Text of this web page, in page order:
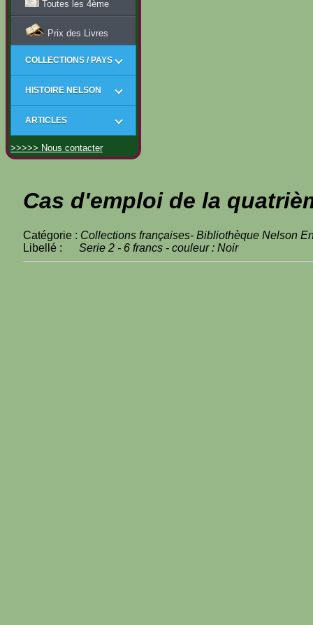
Toutes les 4ème
Prix des Livres
COLLECTIONS / PAYS
HISTOIRE NELSON
ARTICLES
>>>>> Nous contacter
Cas d'emploi de la
Catégorie : Collections françaises- Bibliothèque Nelson
Libellé : Serie 2 - 6 francs - couleur : Noir